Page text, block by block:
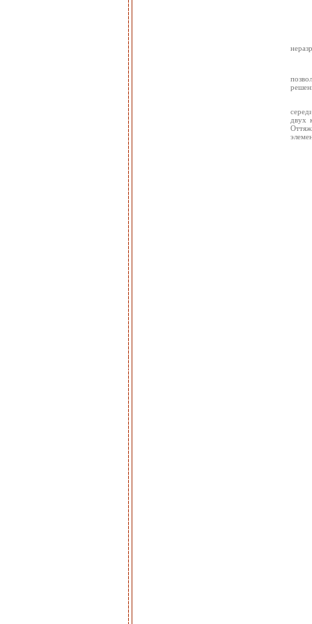
двух